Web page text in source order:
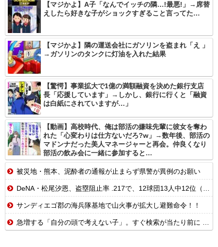
【マジかよ】A子「なんでイッチの隣…!最悪!」→席替
えしたら好きな子がショックすぎること言ってた…
【マジかよ】隣の運送会社にガソリンを盗まれ「え 」
→ガソリンのタンクに灯油を入れた結果
【驚愕】事業拡大で1億の満額融資を決めた銀行支店
長「応援しています」→しかし、銀行に行くと「融資
は白紙にされていますが…」
【動画】高校時代、俺は部活の嫌味先輩に彼女を奪わ
れた「心変わりは仕方ないだろ?w」→数年後、部活の
マドンナだった美人マネージャーと再会。仲良くなり
部活の飲み会に一緒に参加すると…
被災地・熊本、泥酔者の通報が止まらず県警が異例のお願い
DeNA・松尾汐恩、盗塁阻止率 .217で、12球団13人中12位（8月5日現在）
サンディエゴ郡の海兵隊基地で山火事が拡大し避難命令！！
急増する「自分の頭で考えない子」。すぐ検索が当たり前に 「タイパ」至上主義